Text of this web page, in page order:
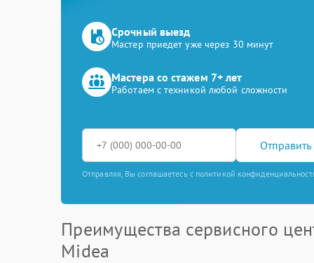
Срочный выезд
Мастер приедет уже через 30 минут
Мастера со стажем 7+ лет
Работаем с техникой любой сложности
Отправить
Отправляя, Вы соглашаетесь с политикой
Преимущества сервисного
Midea